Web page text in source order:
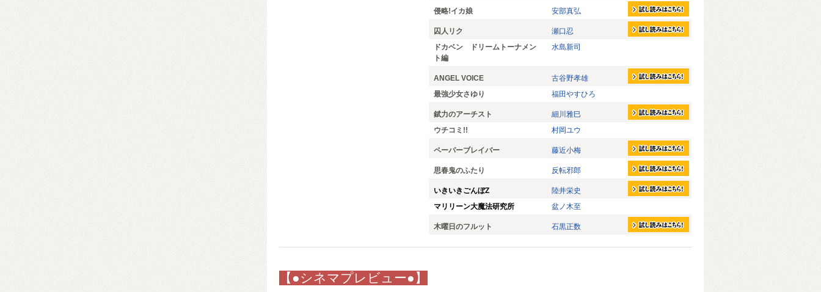
侵略!イカ娘 安部真弘
囚人リク
瀬口忍
ドカベン ドリームトーナメン
ト編
水島新司
ANGEL VOICE
古谷野孝雄
最強少女さゆり
福田やすひろ
錻力のアーチスト
細川雅巳
ウチコミ!!
村岡ユウ
ペーパーブレイバー 藤近小梅
思春鬼のふたり 反転邪郎
いきいきごんぼZ
陸井栄史
マリリーン大魔法研究所
盆ノ木至
木曜日のフルット 石黒正数
【●シネマプレビュー●】